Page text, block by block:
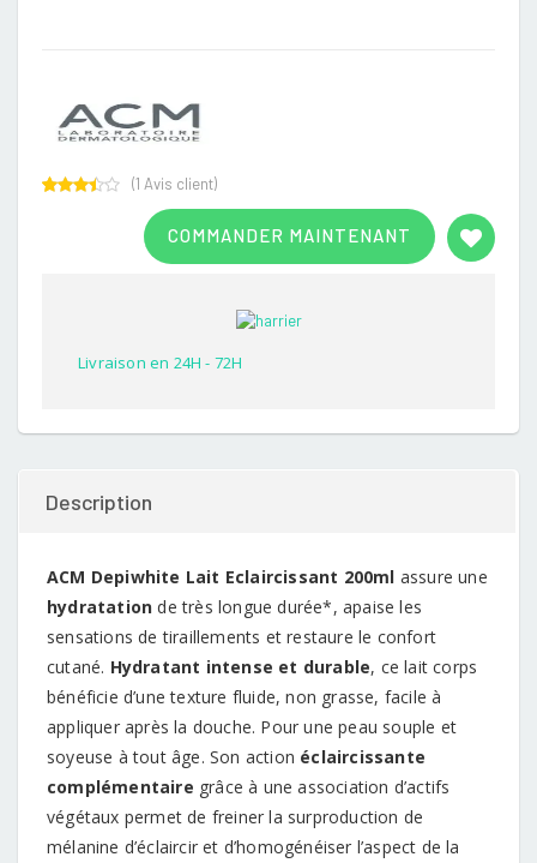
COMMANDER MAINTENANT
(1 Avis client)
Livraison en 24H - 72H
Description
ACM Depiwhite Lait Eclaircissant 200ml assure une
hydratationde très longue durée*, apaise les
sensations de tiraillements et restaure le confort
cutané. Hydratant intense et durable, ce lait corps
bénéficie d’une texture fluide, non grasse, facile à
appliquer après la douche. Pour une peau souple et
soyeuse à tout âge. Son action éclaircissante
complémentaire grâce à une association d’actifs
végétaux permet de freiner la surproduction de
mélanine d’éclaircir et d’homogénéiser l’aspect de la